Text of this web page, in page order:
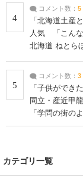
4
コメント数： 5
「北海道土産
人気 「こんな
北海道 ねとら
5
コメント数： 3
「子供ができ
同立・産近甲
「学問の街の
| 大学 ねとら
カテゴリ一覧